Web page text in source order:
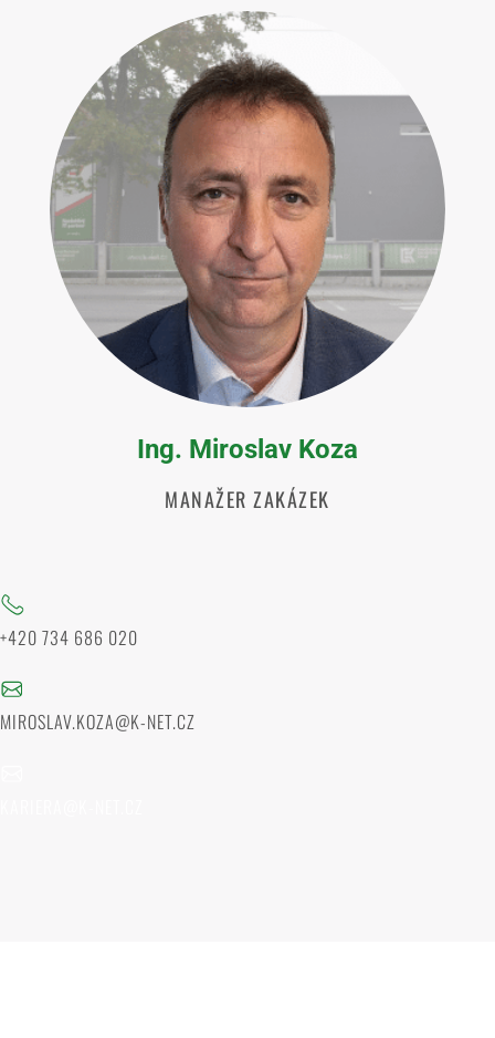
Ing. Miroslav Koza
MANAŽER ZAKÁZEK
+420 734 686 020
MIROSLAV.KOZA@K-NET.CZ